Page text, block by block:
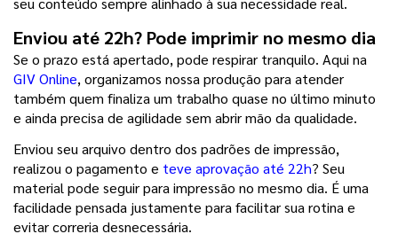
Enviou até 22h? Pode imprimir no mesmo dia
GIV Online, organizamos nossa produção para atender
também quem finaliza um trabalho quase no último minuto
e ainda precisa de agilidade sem abrir mão da qualidade.
Enviou seu arquivo dentro dos padrões de impressão,
realizou o pagamento e teve aprovação até 22h? Seu
material pode seguir para impressão no mesmo dia. É uma
facilidade pensada justamente para facilitar sua rotina e
evitar correria desnecessária.